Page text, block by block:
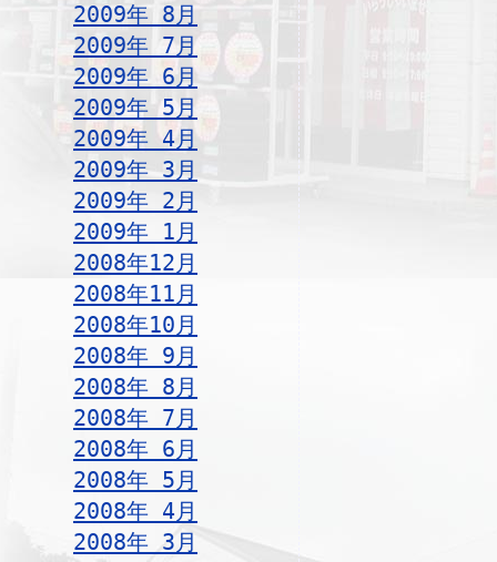
2009年 8月
2009年 7月
2009年 6月
2009年 5月
2009年 4月
2009年 3月
2009年 2月
2009年 1月
2008年12月
2008年11月
2008年10月
2008年 9月
2008年 8月
2008年 7月
2008年 6月
2008年 5月
2008年 4月
2008年 3月